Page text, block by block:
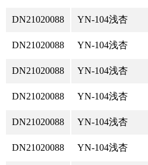
DN21020088 YN-104浅杏
DN21020088 YN-104浅杏
DN21020088 YN-104浅杏
DN21020088 YN-104浅杏
DN21020088 YN-104浅杏
DN21020088 YN-104浅杏